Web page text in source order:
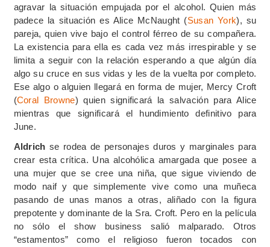
agravar la situación empujada por el alcohol. Quien más
padece la situación es Alice McNaught (Susan York), su
pareja, quien vive bajo el control férreo de su compañera.
La existencia para ella es cada vez más irrespirable y se
limita a seguir con la relación esperando a que algún día
algo su cruce en sus vidas y les de la vuelta por completo.
Ese algo o alguien llegará en forma de mujer, Mercy Croft
(Coral Browne) quien significará la salvación para Alice
mientras que significará el hundimiento definitivo para
June.
Aldrich se rodea de personajes duros y marginales para
crear esta crítica. Una alcohólica amargada que posee a
una mujer que se cree una niña, que sigue viviendo de
modo naif y que simplemente vive como una muñeca
pasando de unas manos a otras, aliñado con la figura
prepotente y dominante de la Sra. Croft. Pero en la película
no sólo el show business salió malparado. Otros
“estamentos” como el religioso fueron tocados con